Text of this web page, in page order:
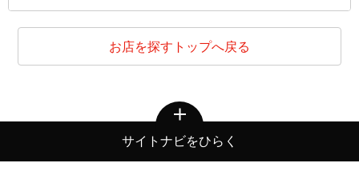
お店を探すトップへ戻る
サイトナビをひらく